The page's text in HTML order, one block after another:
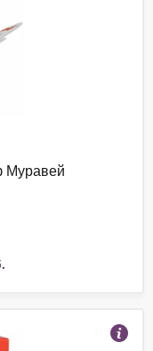
Муравей